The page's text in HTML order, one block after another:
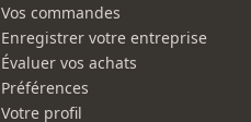
Vos commandes
Enregistrer votre entreprise
Évaluer vos achats
Préférences
Votre profil